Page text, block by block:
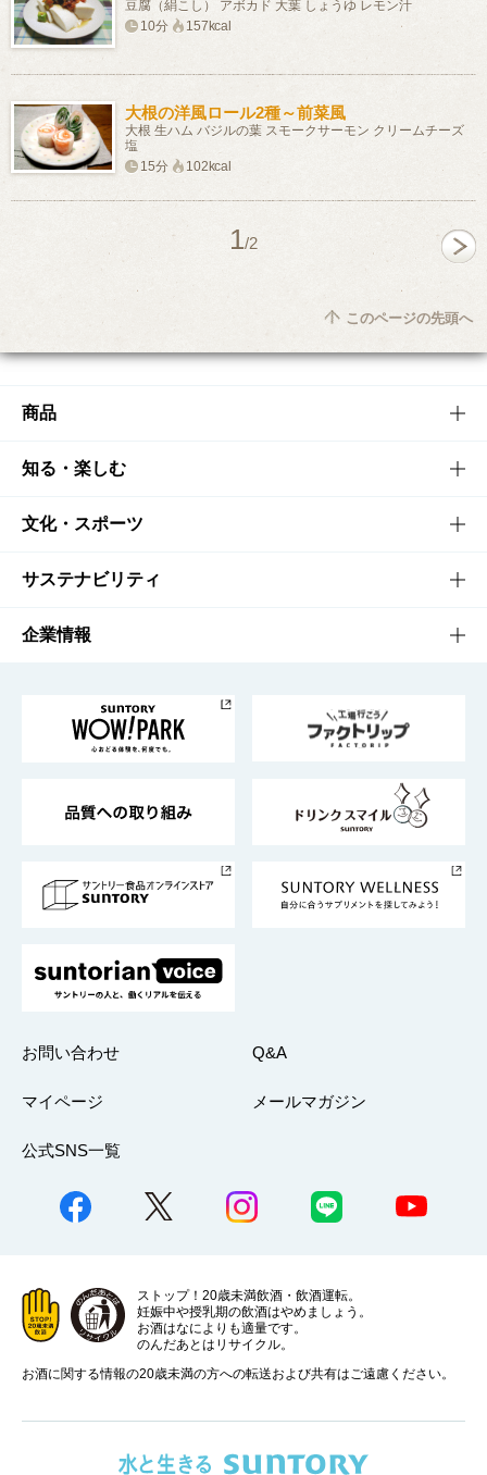
豆腐（絹こし） アボカド 大葉 しょうゆ レモン汁
10分
157kcal
大根の洋風ロール2種～前菜風
大根 生ハム バジルの葉 スモークサーモン クリームチーズ
塩
15分
102kcal
1 /2
このページの先頭へ
商品
商品TOP
商品一覧
商品発売情報
栄養成分一覧
知る・楽しむ
知る・楽しむTOP
キャンペーン
工場見学
地域情報
文化・スポーツ
文化・スポーツTOP
サントリーホール
サントリーサンバーズ大阪
サステナビリティ
サステナビリティTOP
サントリーが考えるサステナビリティ経営
企業情報
企業概要
採用情報
お問い合わせ Q&A
マイページ メールマガジン
公式SNS一覧
ストップ！20歳未満飲酒・飲酒運転。
妊娠中や授乳期の飲酒はやめましょう。
お酒はなによりも適量です。
のんだあとはリサイクル。
お酒に関する情報の20歳未満の方への転送および共有はご遠慮ください。